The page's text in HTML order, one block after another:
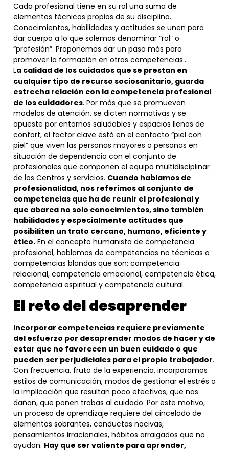
Cada profesional tiene en su rol una suma de
elementos técnicos propios de su disciplina.
Conocimientos, habilidades y actitudes se unen para
dar cuerpo a lo que solemos denominar “rol” o
“profesión”. Proponemos dar un paso más para
promover la formación en otras competencias…
La calidad de los cuidados que se prestan en
cualquier tipo de recurso sociosanitario, guarda
estrecha relación con la competencia profesional
de los cuidadores. Por más que se promuevan
modelos de atención, se dicten normativas y se
apueste por entornos saludables y espacios llenos de
confort, el factor clave está en el contacto “piel con
piel” que viven las personas mayores o personas en
situación de dependencia con el conjunto de
profesionales que componen el equipo multidisciplinar
de los Centros y servicios. Cuando hablamos de
profesionalidad, nos referimos al conjunto de
competencias que ha de reunir el profesional y
que abarca no solo conocimientos, sino también
habilidades y especialmente actitudes que
posibiliten un trato cercano, humano, eficiente y
ético. En el concepto humanista de competencia
profesional, hablamos de competencias no técnicas o
competencias blandas que son: competencia
relacional, competencia emocional, competencia ética,
competencia espiritual y competencia cultural.
El reto del desaprender
Incorporar competencias requiere previamente
del esfuerzo por desaprender modos de hacer y de
estar que no favorecen un buen cuidado o que
pueden ser perjudiciales para el propio trabajador.
Con frecuencia, fruto de la experiencia, incorporamos
estilos de comunicación, modos de gestionar el estrés o
la implicación que resultan poco efectivos, que nos
dañan, que ponen trabas al cuidado. Por este motivo,
un proceso de aprendizaje requiere del cincelado de
elementos sobrantes, conductas nocivas,
pensamientos irracionales, hábitos arraigados que no
ayudan. Hay que ser valiente para aprender,